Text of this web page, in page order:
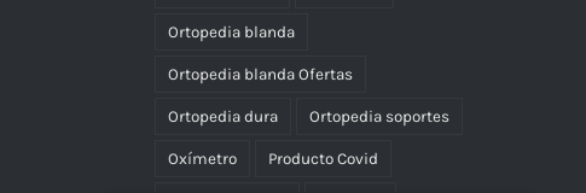
Ortopedia blanda
Ortopedia blanda Ofertas
Ortopedia dura Ortopedia soportes
Oxímetro Producto Covid